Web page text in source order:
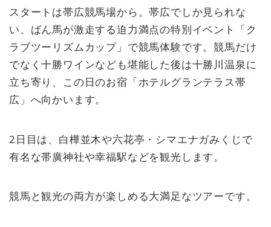
スタートは帯広競馬場から。帯広でしか見られな
い、ばん馬が激走する迫力満点の特別イベント「ク
ラブツーリズムカップ」で競馬体験です。競馬だけ
でなく十勝ワインなども堪能した後は十勝川温泉に
立ち寄り、この日のお宿「ホテルグランテラス帯
広」へ向かいます。
2日目は、白樺並木や六花亭・シマエナガみくじで
有名な帯廣神社や幸福駅などを観光します。
競馬と観光の両方が楽しめる大満足なツアーです。